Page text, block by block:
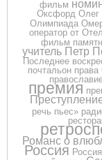
фильм
Оксфорд Олег
Олимпиада
оператор от
фильм
учитель Петр
Последнее
почтальон права
премия
речь пьес»
Романс о
Россия